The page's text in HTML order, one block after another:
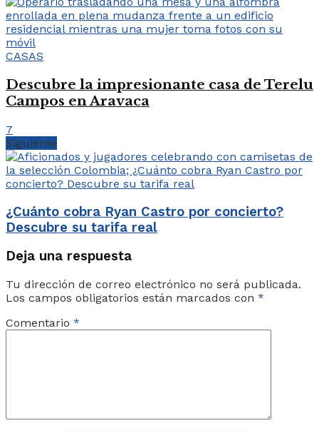
CASAS
Descubre la impresionante casa de Terelu
Campos en Aravaca
7
Siguiente
¿Cuánto cobra Ryan Castro por concierto?
Descubre su tarifa real
Deja una respuesta
Tu dirección de correo electrónico no será publicada.
Los campos obligatorios están marcados con *
Comentario *